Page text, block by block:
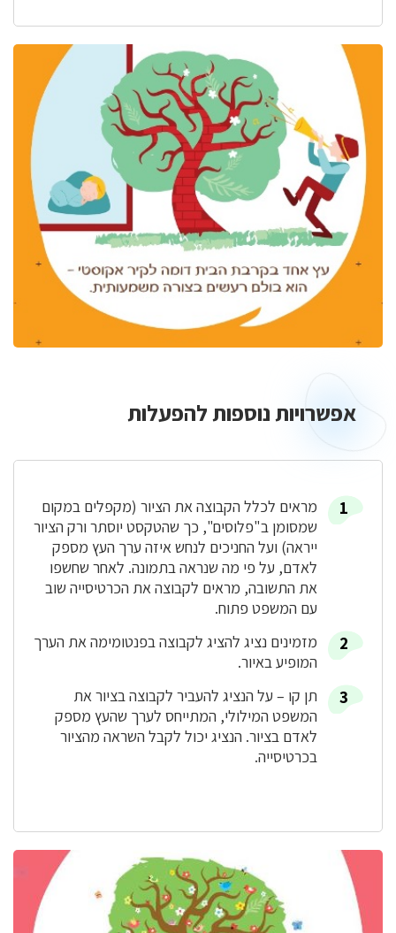
אפשרויות
אפשרויות נוספות להפעלות
מראים לכלל הקבוצה את הציור (מקפלים במקום
שמסומן ב"פלוסים", כך שהטקסט יוסתר ורק הציור
ייראה) ועל החניכים לנחש איזה ערך העץ מספק
לאדם, על פי מה שנראה בתמונה. לאחר שחשפו
את התשובה, מראים לקבוצה את הכרטיסייה שוב
עם המשפט פתוח.
מזמינים נציג להציג לקבוצה בפנטומימה את הערך
המופיע באיור.
תן קו – על הנציג להעביר לקבוצה בציור את
המשפט המילולי, המתייחס לערך שהעץ מספק
לאדם בציור. הנציג יכול לקבל השראה מהציור
בכרטיסייה.